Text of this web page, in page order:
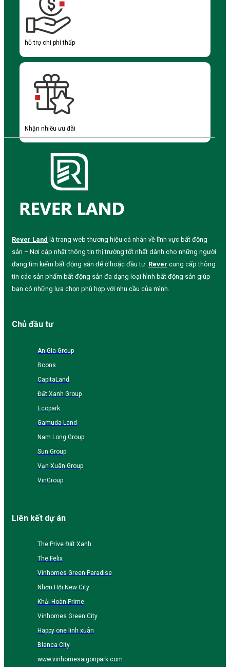
hỗ trợ chi phí thấp
Nhận nhiều ưu đãi
Rever Land là trang web thương hiệu cá nhân về lĩnh vực bất động
sản – Nơi cập nhật thông tin thị trường tốt nhất dành cho những người
đang tìm kiếm bất động sản để ở hoặc đầu tư. Rever cung cấp thông
tin các sản phẩm bất động sản đa dạng loại hình bất động sản giúp
bạn có những lựa chọn phù hợp với nhu cầu của mình.
Chủ đầu tư
An Gia Group
Bcons
CapitaLand
Đất Xanh Group
Ecopark
Gamuda Land
Nam Long Group
Sun Group
Vạn Xuân Group
VinGroup
Liên kết dự án
The Prive Đất Xanh
The Felix
Vinhomes Green Paradise
Nhơn Hội New City
Khải Hoàn Prime
Vinhomes Green City
Happy one linh xuân
Blanca City
www.vinhomesaigonpark.com